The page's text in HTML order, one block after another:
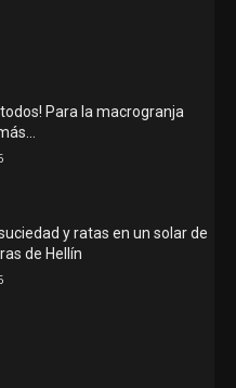
Para la macrogranja
y ratas en un solar de
de Hellín